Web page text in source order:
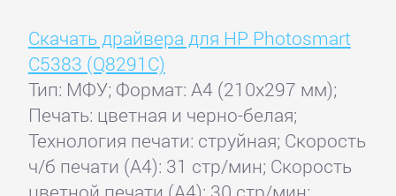
Скачать драйвера для HP Photosmart
C5383 (Q8291C)
Тип: МФУ; Формат: A4 (210x297 мм);
Печать: цветная и черно-белая;
Технология печати: струйная; Скорость
ч/б печати (А4): 31 стр/мин; Скорость